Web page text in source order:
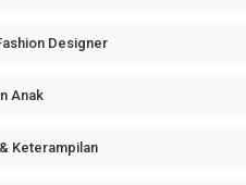
Designer
Anak
Keterampilan